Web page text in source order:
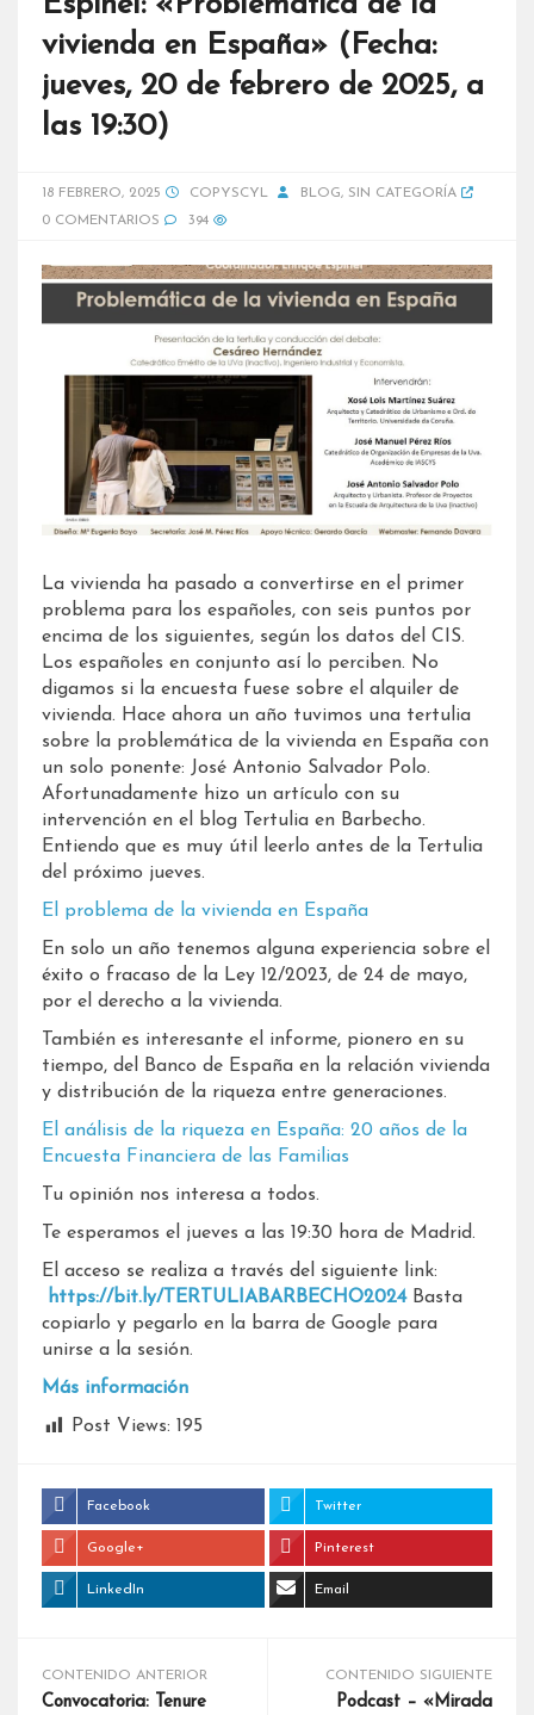
vivienda en España» (Fecha:
jueves, 20 de febrero de 2025, a
las 19:30)
18 FEBRERO, 2025 COPYSCYL BLOG, SIN CATEGORÍA
0 COMENTARIOS
394
La vivienda ha pasado a convertirse en el primer
problema para los españoles, con seis puntos por
encima de los siguientes, según los datos del CIS.
Los españoles en conjunto así lo perciben. No
digamos si la encuesta fuese sobre el alquiler de
vivienda. Hace ahora un año tuvimos una tertulia
sobre la problemática de la vivienda en España con
un solo ponente: José Antonio Salvador Polo.
Afortunadamente hizo un artículo con su
intervención en el blog Tertulia en Barbecho.
Entiendo que es muy útil leerlo antes de la Tertulia
del próximo jueves.
El problema de la vivienda en España
En solo un año tenemos alguna experiencia sobre el
éxito o fracaso de la Ley 12/2023, de 24 de mayo,
por el derecho a la vivienda.
También es interesante el informe, pionero en su
tiempo, del Banco de España en la relación vivienda
y distribución de la riqueza entre generaciones.
El análisis de la riqueza en España: 20 años de la
Encuesta Financiera de las Familias
Tu opinión nos interesa a todos.
Te esperamos el jueves a las 19:30 hora de Madrid.
El acceso se realiza a través del siguiente link:
https://bit.ly/TERTULIABARBECHO2024Basta
copiarlo y pegarlo en la barra de Google para
unirse a la sesión.
Más información
Post Views: 195
Facebook Twitter
Google+ Pinterest
LinkedIn Email
CONTENIDO ANTERIOR
Convocatoria: Tenure
CONTENIDO SIGUIENTE
Podcast – «Mirada